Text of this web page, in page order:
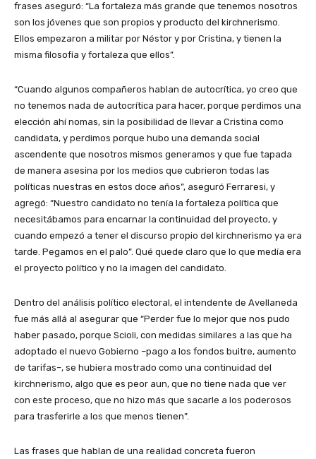
frases aseguró: “La fortaleza más grande que tenemos nosotros
son los jóvenes que son propios y producto del kirchnerismo.
Ellos empezaron a militar por Néstor y por Cristina, y tienen la
misma filosofía y fortaleza que ellos”.
“Cuando algunos compañeros hablan de autocrítica, yo creo que
no tenemos nada de autocrítica para hacer, porque perdimos una
elección ahí nomas, sin la posibilidad de llevar a Cristina como
candidata, y perdimos porque hubo una demanda social
ascendente que nosotros mismos generamos y que fue tapada
de manera asesina por los medios que cubrieron todas las
políticas nuestras en estos doce años”, aseguró Ferraresi, y
agregó: “Nuestro candidato no tenía la fortaleza política que
necesitábamos para encarnar la continuidad del proyecto, y
cuando empezó a tener el discurso propio del kirchnerismo ya era
tarde. Pegamos en el palo”. Qué quede claro que lo que medía era
el proyecto político y no la imagen del candidato.
Dentro del análisis político electoral, el intendente de Avellaneda
fue más allá al asegurar que “Perder fue lo mejor que nos pudo
haber pasado, porque Scioli, con medidas similares a las que ha
adoptado el nuevo Gobierno –pago a los fondos buitre, aumento
de tarifas–, se hubiera mostrado como una continuidad del
kirchnerismo, algo que es peor aun, que no tiene nada que ver
con este proceso, que no hizo más que sacarle a los poderosos
para trasferirle a los que menos tienen”.
Las frases que hablan de una realidad concreta fueron